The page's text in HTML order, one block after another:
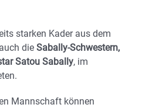
starken Kader aus dem
die Sabally-Schwestern,
Satou Sabally, im
Mannschaft können